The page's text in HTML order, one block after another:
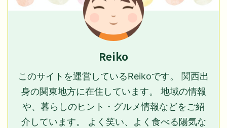
Reiko
このサイトを運営しているReikoです。 関西出
身の関東地方に在住しています。 地域の情報
や、暮らしのヒント・グルメ情報などをご紹
介しています。 よく笑い、よく食べる陽気な